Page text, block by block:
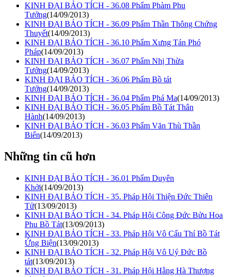
KINH ĐẠI BẢO TÍCH - 36.08 Phẩm Phàm Phu
Tướng(14/09/2013)
KINH ĐẠI BẢO TÍCH - 36.09 Phẩm Thần Thông Chứng
Thuyết(14/09/2013)
KINH ĐẠI BẢO TÍCH - 36.10 Phẩm Xưng Tán Phó
Pháp(14/09/2013)
KINH ĐẠI BẢO TÍCH - 36.07 Phẩm Nhị Thừa
Tướng(14/09/2013)
KINH ĐẠI BẢO TÍCH - 36.06 Phẩm Bồ tát
Tướng(14/09/2013)
KINH ĐẠI BẢO TÍCH - 36.04 Phẩm Phá Ma(14/09/2013)
KINH ĐẠI BẢO TÍCH - 36.05 Phẩm Bồ Tát Thân
Hành(14/09/2013)
KINH ĐẠI BẢO TÍCH - 36.03 Phẩm Văn Thù Thần
Biến(14/09/2013)
Những tin cũ hơn
KINH ÐẠI BẢO TÍCH - 36.01 Phẩm Duyên
Khởi(14/09/2013)
KINH ĐẠI BẢO TÍCH - 35. Pháp Hội Thiện Ðức Thiên
Tử(13/09/2013)
KINH ĐẠI BẢO TÍCH - 34. Pháp Hội Công Ðức Bửu Hoa
Phu Bồ Tát(13/09/2013)
KINH ĐẠI BẢO TÍCH - 33. Pháp Hội Vô Cấu Thí Bồ Tát
Ứng Biện(13/09/2013)
KINH ĐẠI BẢO TÍCH - 32. Pháp Hội Vô Uý Ðức Bồ
tát(13/09/2013)
KINH ĐẠI BẢO TÍCH - 31. Pháp Hội Hằng Hà Thượng